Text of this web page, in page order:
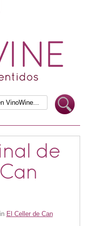
de
El Celler de Can